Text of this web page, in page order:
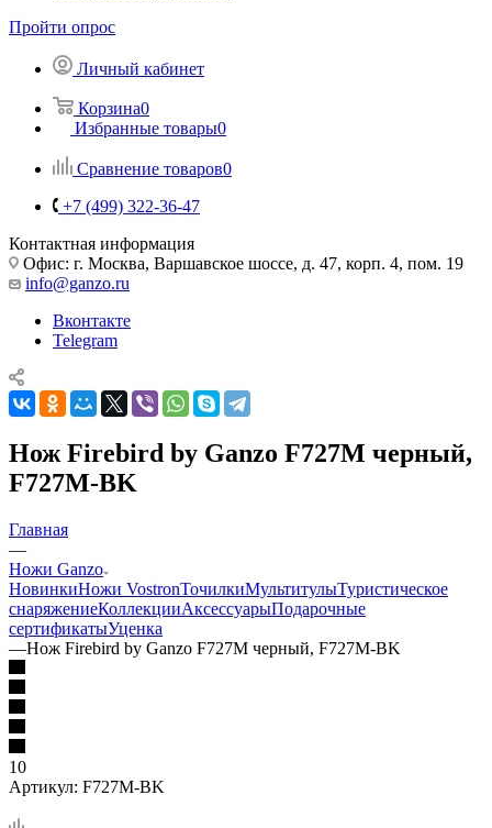
Пройти опрос
Личный кабинет
Корзина0
Избранные товары0
Сравнение товаров0
+7 (499) 322-36-47
Контактная информация
Офис: г. Москва, Варшавское шоссе, д. 47, корп. 4, пом. 19
info@ganzo.ru
Вконтакте
Telegram
Нож Firebird by Ganzo F727M черный,
F727M-BK
Главная
—
Ножи Ganzo
НовинкиНожи VostronТочилкиМультитулыТуристическое
снаряжениеКоллекцииАксессуарыПодарочные
сертификатыУценка
—Нож Firebird by Ganzo F727M черный, F727M-BK
10
Артикул: F727M-BK